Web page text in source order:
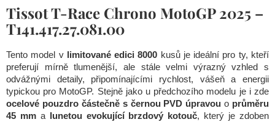
Tissot T-Race Chrono MotoGP 2025 –
T141.417.27.081.00
Tento model v limitované edici 8000 kusů je ideální pro ty, kteří
preferují mírně tlumenější, ale stále velmi výrazný vzhled s
odvážnými detaily, připomínajícími rychlost, vášeň a energii
typickou pro MotoGP. Stejně jako u předchozího modelu je i zde
ocelové pouzdro částečně s černou PVD úpravou o průměru
45 mma lunetou evokující brzdový kotouč, který je zdoben